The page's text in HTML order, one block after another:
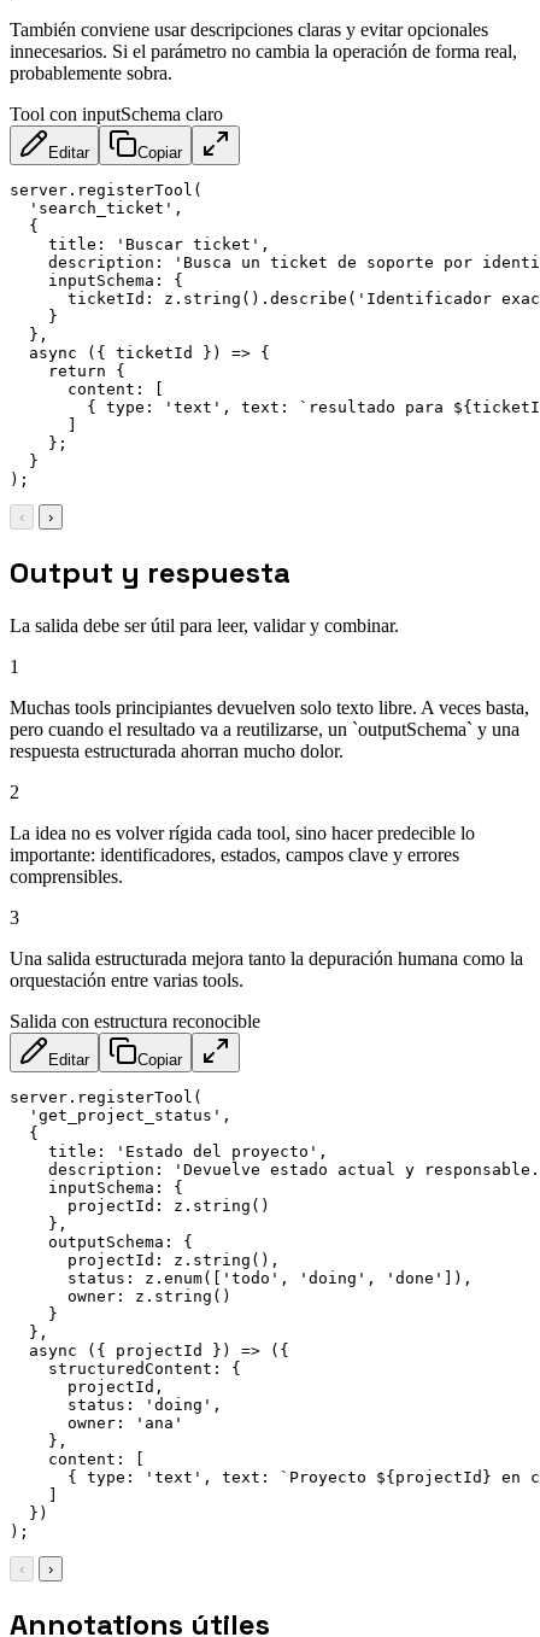
También conviene usar descripciones claras y evitar opcionales
innecesarios. Si el parámetro no cambia la operación de forma real,
probablemente sobra.
Tool con inputSchema claro
Editar Copiar
server . registerTool (
'search_ticket' ,
{
title : 'Buscar ticket' ,
description :
'Busca un ticket de soporte por
inputSchema :
{
ticketId : z . string ( ) . describe ( 'Identificador
}
} ,
async
( { ticketId } ) => {
return
{
content :
{
type : 'text' , text : ` resultado para ${
} ;
}
) ;
‹ ›
Output y respuesta
La salida debe ser útil para leer, validar y combinar.
1
Muchas tools principiantes devuelven solo texto libre. A veces basta,
pero cuando el resultado va a reutilizarse, un `outputSchema` y una
respuesta estructurada ahorran mucho dolor.
2
La idea no es volver rígida cada tool, sino hacer predecible lo
importante: identificadores, estados, campos clave y errores
comprensibles.
3
Una salida estructurada mejora tanto la depuración humana como la
orquestación entre varias tools.
Salida con estructura reconocible
Editar Copiar
server . registerTool (
'get_project_status' ,
{
title : 'Estado del proyecto' ,
description :
'Devuelve estado actual y
inputSchema :
{
projectId : z . string ( )
} ,
outputSchema :
{
projectId : z . string ( ) ,
status : z . enum( [ 'todo' , 'doing' , 'done' ] ) ,
owner : z . string ( )
}
} ,
async
( { projectId } ) => ( {
structuredContent :
{
      projectId
,
status : 'doing' ,
owner :
'ana'
} ,
content :
[
{ type : 'text' , text : ` Proyecto ${projectId } en
]
} )
) ;
‹ ›
Annotations útiles